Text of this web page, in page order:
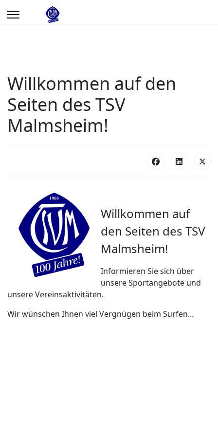
Willkommen auf den
Seiten des TSV
Malmsheim!
Willkommen auf
den Seiten des TSV
Malmsheim!
Informieren Sie sich über
unsere Sportangebote und
unsere Vereinsaktivitäten.
Wir wünschen Ihnen viel Vergnügen beim Surfen...